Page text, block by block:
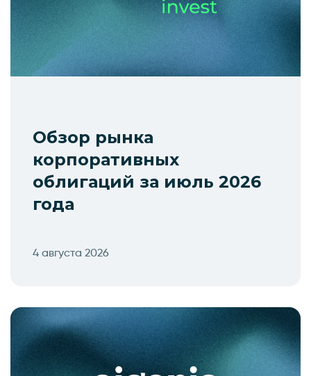
Обзор рынка
корпоративных
облигаций за июль 2026
года
4 августа 2026